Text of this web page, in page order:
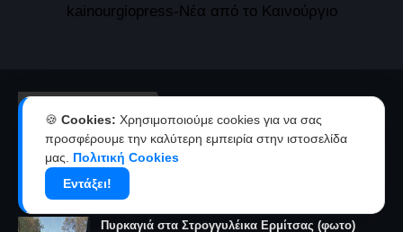
kainourgiopress-Νέα από το Καινούργιο
Πένθος στο Αγρινιώτικο μπάσκετ για την ξαφνική
απώλεια του προπονητή Δημήτρη Καρατσώρη
Πυρκαγιά στα Στρογγυλέικα Ερμίτσας (φωτο)
🍪 Cookies: Χρησιμοποιούμε cookies για να σας
προσφέρουμε την καλύτερη εμπειρία στην ιστοσελίδα
μας. Πολιτική Cookies
Εντάξει!